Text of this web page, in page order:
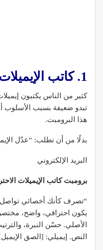
1. كاتب الإيميلات الاحترافي
كثير من الناس يكتبون
تبدو ضعيفة بسبب الأسلوب أو
هذا البرومبت.
بدلًا من أن تطلب: “عدّل
البريد الإلكتروني
برومبت كاتب الإيميلات
“تصرف كأنك أخصائي تواصل
يكون احترافي، واضح،
الأصلي. حسّن النبرة،
النص. إيميلي: [الصق